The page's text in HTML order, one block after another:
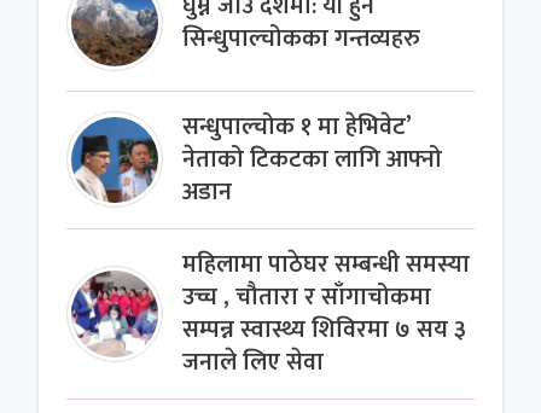
सिन्धुपाल्चोकका गन्तव्यहरु
सन्धुपाल्चोक १ मा हेभिवेट’
नेताको टिकटका लागि आफ्नो
अडान
महिलामा पाठेघर सम्बन्धी समस्या
उच्च , चौतारा र साँगाचोकमा
सम्पन्न स्वास्थ्य शिविरमा ७ सय ३
जनाले लिए सेवा